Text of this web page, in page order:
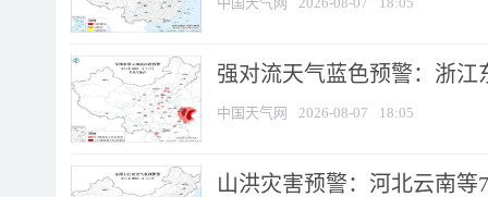
强对流天气蓝色预警：浙江
中国天气网 2026-08-07 18:05
山洪灾害预警：河北云南